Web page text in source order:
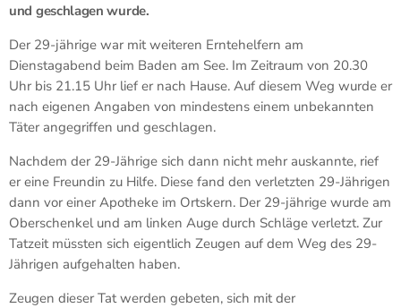
und geschlagen wurde.
Der 29-jährige war mit weiteren Erntehelfern am
Dienstagabend beim Baden am See. Im Zeitraum von 20.30
Uhr bis 21.15 Uhr lief er nach Hause. Auf diesem Weg wurde er
nach eigenen Angaben von mindestens einem unbekannten
Täter angegriffen und geschlagen.
Nachdem der 29-Jährige sich dann nicht mehr auskannte, rief
er eine Freundin zu Hilfe. Diese fand den verletzten 29-Jährigen
dann vor einer Apotheke im Ortskern. Der 29-jährige wurde am
Oberschenkel und am linken Auge durch Schläge verletzt. Zur
Tatzeit müssten sich eigentlich Zeugen auf dem Weg des 29-
Jährigen aufgehalten haben.
Zeugen dieser Tat werden gebeten, sich mit der